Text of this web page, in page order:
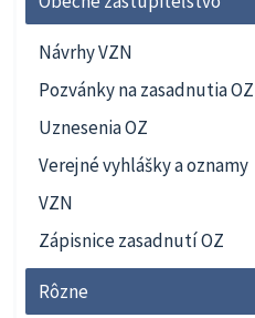
Návrhy VZN
Pozvánky na zasadnutia OZ
Uznesenia OZ
Verejné vyhlášky a oznamy
VZN
Zápisnice zasadnutí OZ
Rôzne